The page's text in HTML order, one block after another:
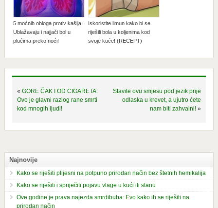
5 moćnih obloga protiv kašlja:
Ublažavaju i najjači bol u
plućima preko noći!
Iskoristite limun kako bi se
riješili bola u koljenima kod
svoje kuće! (RECEPT)
« GORE ČAK I OD CIGARETA:
Ovo je glavni razlog rane smrti
kod mnogih ljudi!
Stavite ovu smjesu pod jezik prije
odlaska u krevet, a ujutro ćete
nam biti zahvalni! »
Najnovije
Kako se riješiti plijesni na potpuno prirodan način bez štetnih hemikalija
Kako se riješiti i spriječiti pojavu vlage u kući ili stanu
Ove godine je prava najezda smrdibuba: Evo kako ih se riješiti na
prirodan način